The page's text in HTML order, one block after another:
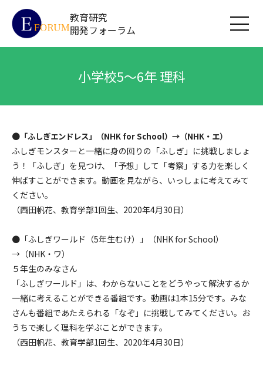
教育研究
開発フォーラム
小学校5～6年 理科
● 「ふしぎエンドレス」（NHK for School）→（NHK・エ）
ふしぎモンスターと一緒に身の回りの「ふしぎ」に挑戦しましょ
う！「ふしぎ」を見つけ、「予想」して「考察」する力を楽しく
伸ばすことができます。動画を見ながら、いっしょに考えてみて
ください。
（西田帆花、教育学部1回生、2020年4月30日）
● 「ふしぎワールド（5年生むけ）」（NHK for School）
→（NHK・ワ）
５年生のみなさん
「ふしぎワールド」は、わからないことをどうやって解決するか
一緒に考えることができる番組です。動画は1本15分です。みな
さんも番組であたえられる「なぞ」に挑戦してみてください。お
うちで楽しく理科を学ぶことができます。
（西田帆花、教育学部1回生、2020年4月30日）